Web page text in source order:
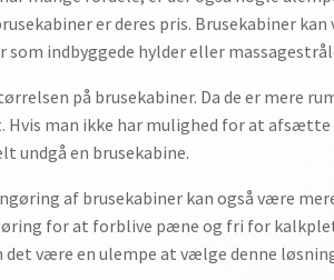
er deres pris. Brusekabiner
som indbyggede hylder eller
på brusekabiner. Da de er mere
Hvis man ikke har mulighed for at
undgå en brusekabine.
af brusekabiner kan også være
for at forblive pæne og fri for
det være en ulempe at vælge denne